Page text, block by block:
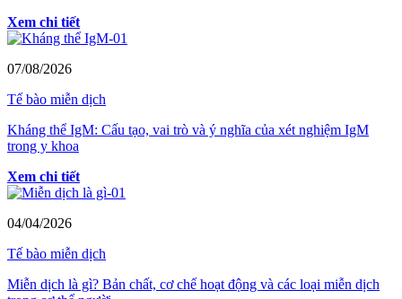
Xem chi tiết
07/08/2026
Tế bào miễn dịch
Kháng thể IgM: Cấu tạo, vai trò và ý nghĩa của xét nghiệm IgM
trong y khoa
Xem chi tiết
04/04/2026
Tế bào miễn dịch
Miễn dịch là gì? Bản chất, cơ chế hoạt động và các loại miễn dịch